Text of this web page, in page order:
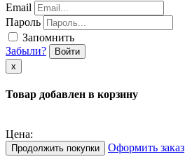
Email
Пароль
Запомнить
Забыли?
Войти
х
Товар добавлен в корзину
Цена:
Продолжить покупки Оформить заказ